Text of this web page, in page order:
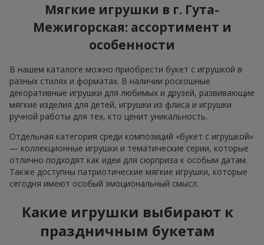
Мягкие игрушки в г. Гута-
Межигорская: ассортимент и
особенности
В нашем каталоге можно приобрести букет с игрушкой в
разных стилях и форматах. В наличии роскошные
декоративные игрушки для любимых и друзей, развивающие
мягкие изделия для детей, игрушки из флиса и игрушки
ручной работы для тех, кто ценит уникальность.
Отдельная категория среди композиций «букет с игрушкой»
— коллекционные игрушки и тематические серии, которые
отлично подходят как идеи для сюрприза к особым датам.
Также доступны патриотические мягкие игрушки, которые
сегодня имеют особый эмоциональный смысл.
Какие игрушки выбирают к
праздничным букетам